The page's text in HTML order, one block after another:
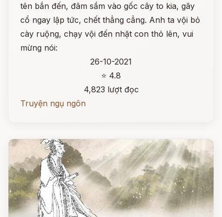
tên bắn đến, đâm sầm vào gốc cây to kia, gãy
cổ ngay lập tức, chết thẳng cẳng. Anh ta vội bỏ
cày ruộng, chạy vội đến nhặt con thỏ lên, vui
mừng nói:
26-10-2021
⭐ 4.8
4,823 lượt đọc
Truyện ngụ ngôn